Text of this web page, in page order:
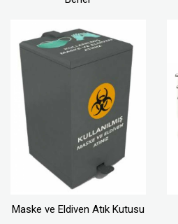
Maske ve Eldiven Atık Kutusu